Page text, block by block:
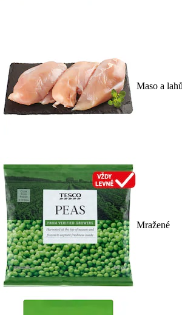
Maso a
Mražené